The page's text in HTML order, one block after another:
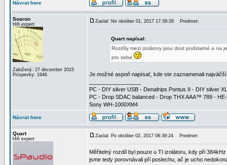
Návrat hore
Soaron
Hifi expert
Založený: 27 december 2015
Príspevky: 1946
Zaslal: Ne október 01, 2017 17:39:28 Predmet:
Quart napísal:
Rozdíly mezi izolátory jsou dost podstatné a na
pro sebe
Je možné aspoň napísať, kde ste zaznamenali
PC - DIY silver USB - Denafrips Pontus II - DIY silver
PC - Drop SDAC balanced - Drop THX AAA™ 789 -
Sony WH-1000XM4
Návrat hore
Quart
Hifi expert
Zaslal: Po október 02, 2017 08:39:24 Predmet:
Měřitelný rozdíl byl pouze u TI izolátoru, kdy při
jsme tedy porovnávali při poslechu, ač je ucho